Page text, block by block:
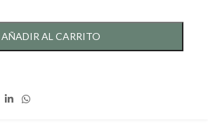
AÑADIR AL CARRITO